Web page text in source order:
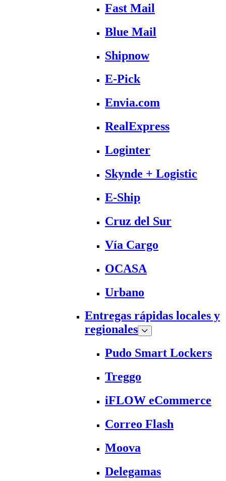
Fast Mail
Blue Mail
Shipnow
E-Pick
Envia.com
RealExpress
Loginter
Skynde + Logistic
E-Ship
Cruz del Sur
Vía Cargo
OCASA
Urbano
Entregas rápidas locales y
regionales
Pudo Smart Lockers
Treggo
iFLOW eCommerce
Correo Flash
Moova
Delegamas